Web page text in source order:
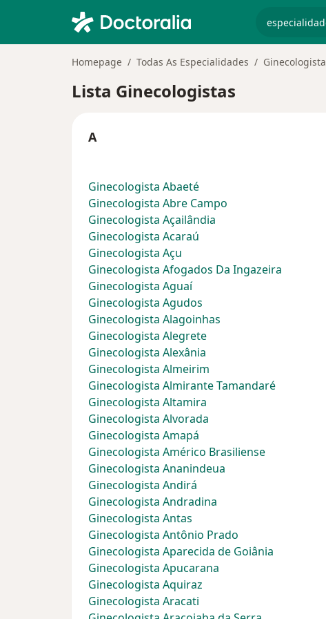
Homepage Todas As Especialidades Ginecologista
Lista Ginecologistas
A
Ginecologista Abaeté
Ginecologista Abre Campo
Ginecologista Açailândia
Ginecologista Acaraú
Ginecologista Açu
Ginecologista Afogados Da Ingazeira
Ginecologista Aguaí
Ginecologista Agudos
Ginecologista Alagoinhas
Ginecologista Alegrete
Ginecologista Alexânia
Ginecologista Almeirim
Ginecologista Almirante Tamandaré
Ginecologista Altamira
Ginecologista Alvorada
Ginecologista Amapá
Ginecologista Américo Brasiliense
Ginecologista Ananindeua
Ginecologista Andirá
Ginecologista Andradina
Ginecologista Antas
Ginecologista Antônio Prado
Ginecologista Aparecida de Goiânia
Ginecologista Apucarana
Ginecologista Aquiraz
Ginecologista Aracati